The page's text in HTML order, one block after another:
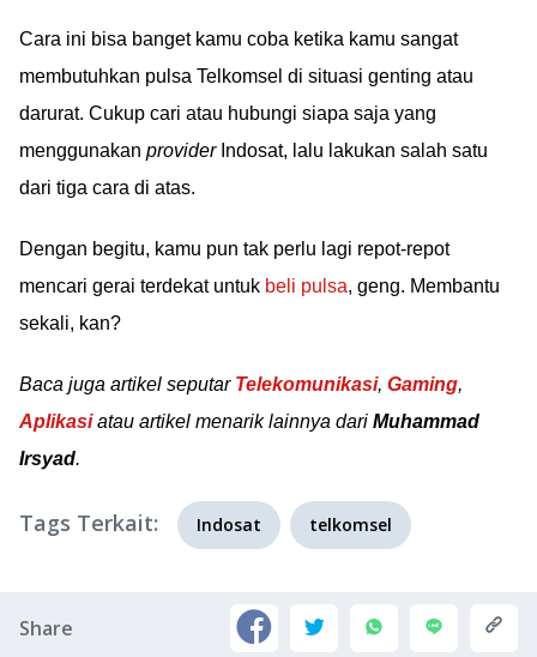
Cara ini bisa banget kamu coba ketika kamu sangat
membutuhkan pulsa Telkomsel di situasi genting atau
darurat. Cukup cari atau hubungi siapa saja yang
menggunakan providerIndosat, lalu lakukan salah satu
dari tiga cara di atas.
Dengan begitu, kamu pun tak perlu lagi repot-repot
mencari gerai terdekat untuk beli pulsa, geng. Membantu
sekali, kan?
Baca juga artikel seputar Telekomunikasi, Gaming,
Aplikasiatau artikel menarik lainnya dari Muhammad
Irsyad.
Tags Terkait: Indosat telkomsel
Share